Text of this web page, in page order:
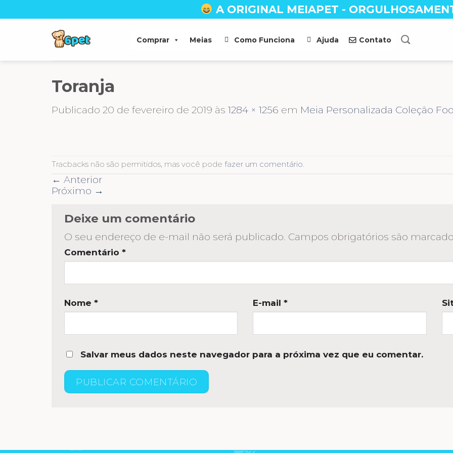
to
A ORIGINAL MEIAPET -
Comprar Meias Como Funciona Ajuda Contato
Toranja
Publicado 20 de fevereiro de 2019 às1284 × 1256 em Meia Personalizada Coleção
Tracbacks não são permitidos, mas você pode fazer um comentário.
← Anterior
Próximo →
Deixe um comentário
O seu endereço de e-mail não será publicado. Campos obrigatórios são
Comentário *
Nome * E-mail*
Salvar meus dados neste navegador para a próxima vez que eu comentar.